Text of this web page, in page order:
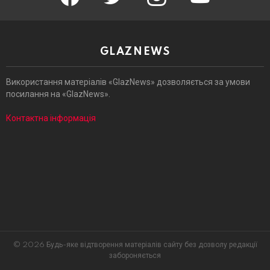
GLAZNEWS
Використання матеріалів «GlazNews» дозволяється за умови
посилання на «GlazNews».
Контактна інформація
© 2026 Будь-яке відтворення матеріалів сайту без дозволу редакції
забороняється